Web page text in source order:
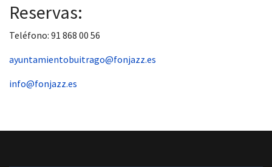
Reservas:
Teléfono: 91 868 00 56
ayuntamientobuitrago@fonjazz.es
info@fonjazz.es